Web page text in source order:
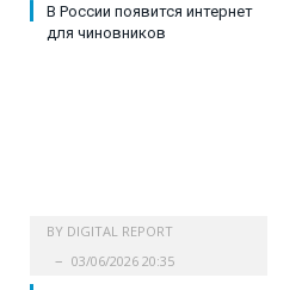
В России появится интернет
для чиновников
BY DIGITAL REPORT
03/06/2026 20:35